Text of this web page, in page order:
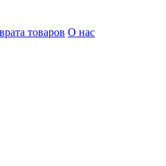
товаров О нас